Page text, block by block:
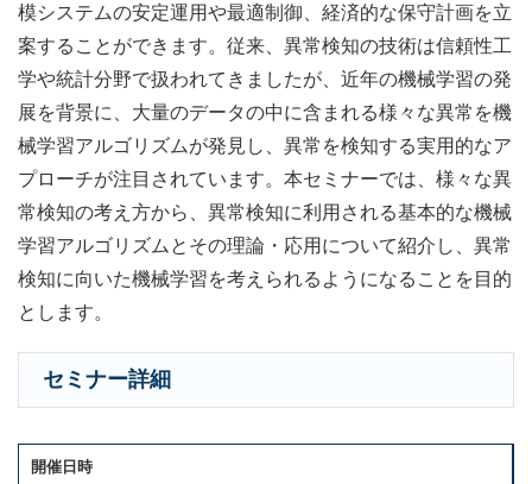
模システムの安定運用や最適制御、経済的な保守計画を立
案することができます。従来、異常検知の技術は信頼性工
学や統計分野で扱われてきましたが、近年の機械学習の発
展を背景に、大量のデータの中に含まれる様々な異常を機
械学習アルゴリズムが発見し、異常を検知する実用的なア
プローチが注目されています。本セミナーでは、様々な異
常検知の考え方から、異常検知に利用される基本的な機械
学習アルゴリズムとその理論・応用について紹介し、異常
検知に向いた機械学習を考えられるようになることを目的
とします。
セミナー詳細
開催日時